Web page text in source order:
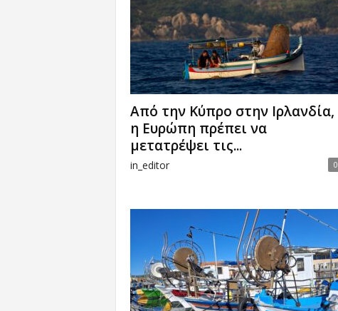
Από την Κύπρο στην Ιρλανδία,
η Ευρώπη πρέπει να
μετατρέψει τις...
in_editor 0